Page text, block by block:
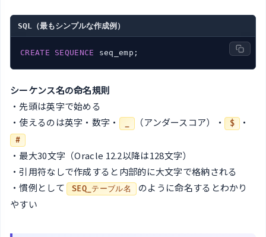
SQL（最もシンプルな作成例）
CREATE SEQUENCE
シーケンス名の命名規則
・先頭は英字で始める
・使えるのは英字・数字・
（アンダースコア）・ $ ・
#
・最大30文字（Oracle 12.2以降は128文字）
・引用符なしで作成すると内部的に大文字で格納される
・慣例として SEQ_テーブル名
のように命名するとわかり
やすい